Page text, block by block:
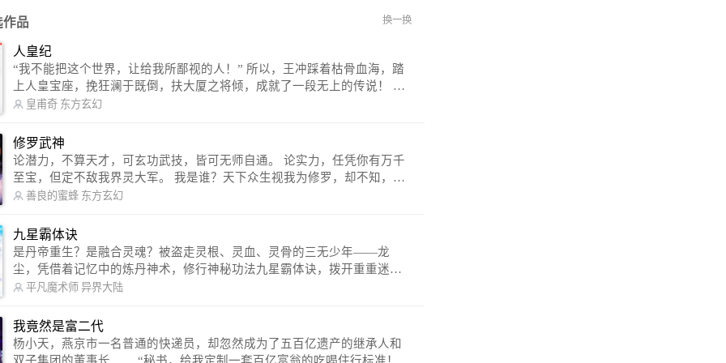
作品 换一换
人皇纪
“我不能把这个世界，让给我所鄙视的人！” 所以，王冲踩着枯骨血海，踏
上人皇宝座，挽狂澜于既倒，扶大厦之将倾，成就了一段无上的传说！ 微
信公众号：皇甫奇 （微信号：huangfuqi1985） 新浪微博：皇甫奇（地址：
皇甫奇 东方玄幻
修罗武神
论潜力，不算天才，可玄功武技，皆可无师自通。 论实力，任凭你有万千
至宝，但定不敌我界灵大军。 我是谁？天下众生视我为修罗，却不知，我
以修罗成武神。 （想看修罗武神番外，请关注蜜蜂微信公众号：善良的蜜
善良的蜜蜂 东方玄幻
九星霸体诀
是丹帝重生？是融合灵魂？被盗走灵根、灵血、灵骨的三无少年——龙
尘，凭借着记忆中的炼丹神术，修行神秘功法九星霸体诀，拨开重重迷
雾，解开惊天之局。 手掌天地乾坤，脚踏日月星辰，勾搭各色美女，
哭。 本故事纯属虚构，如有雷同，那就是真事儿，想要对号入座，抓
紧时间进群：487963015 微信公众号：平凡魔术师,或者搜索：pingfanmosh
ushi1982,公众号上有问必答，福利多多！
平凡魔术师 异界大陆
我竟然是富二代
杨小天，燕京市一名普通的快递员，却忽然成为了五百亿遗产的继承人和